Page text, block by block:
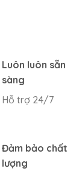
Luôn luôn sẵn
sàng
Hỗ trợ 24/7
Đảm bảo chất
lượng